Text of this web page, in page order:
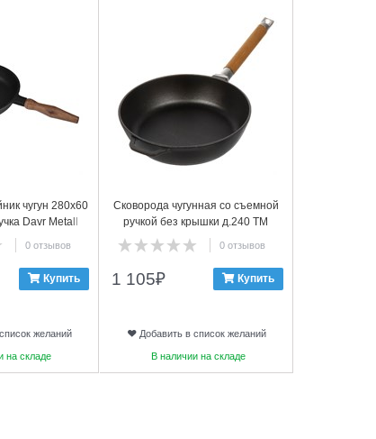
чугун 280х60
Davr Metall
0 отзывов
Купить
желаний
на складе
Сковорода чугунная со съемной
ручкой без крышки д.240 ТМ
ГАРДАРИКА, 0324
0 отзывов
1 105₽ Купить
Добавить в список желаний
В наличии на складе